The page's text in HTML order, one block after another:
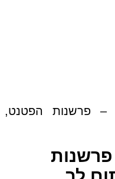
– פרשנות הפטנט,